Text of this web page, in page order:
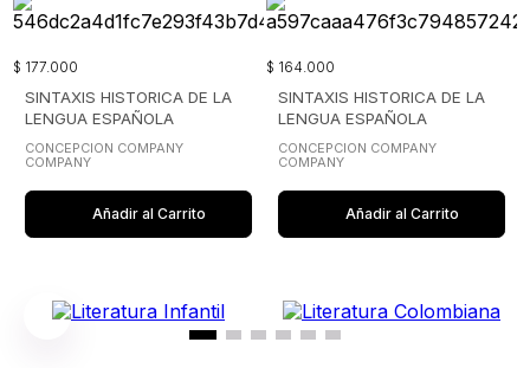
$ 177.000
SINTAXIS HISTORICA DE LA
LENGUA ESPAÑOLA
VOLUMEN 3
CONCEPCION COMPANY
COMPANY
Añadir al Carrito
$ 164.000
SINTAXIS HISTORICA DE LA
LENGUA ESPAÑOLA
VOLUMEN 2
CONCEPCION COMPANY
COMPANY
Añadir al Carrito